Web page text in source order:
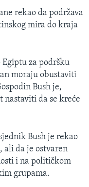
rekao da podržava
mira do kraja
za podršku
moraju obustaviti
Bush je,
nastaviti da se kreće
Bush je rekao
ali da je ostvaren
i na političkom
grupama.